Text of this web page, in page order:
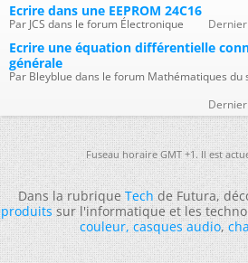
Ecrire dans une EEPROM 24C16
Par JCS dans le forum Électronique
Ecrire une équation différentielle
générale
Par Bleyblue dans le forum Mathématiques du
Fuseau horaire GMT +1. Il est
Dans la rubriqueTechde Futura,
produitssur l'informatique et les
couleur,casques audio,